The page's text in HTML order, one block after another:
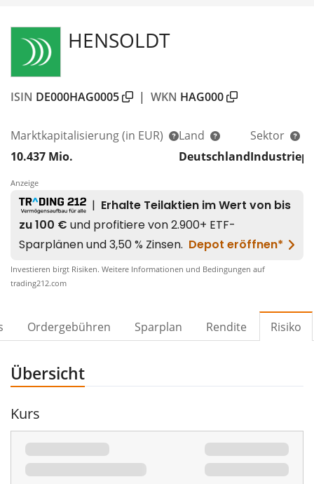
HENSOLDT
ISIN DE000HAG0005 | WKN HAG000
Marktkapitalisierung(in EUR)
10.437 Mio.
Land
Deutschland
Sektor
Anzeige
Investieren birgt Risiken. Weitere Informationen und Bedingungen auf
trading212.com
Ordergebühren Sparplan Rendite Risiko
Übersicht
Kurs